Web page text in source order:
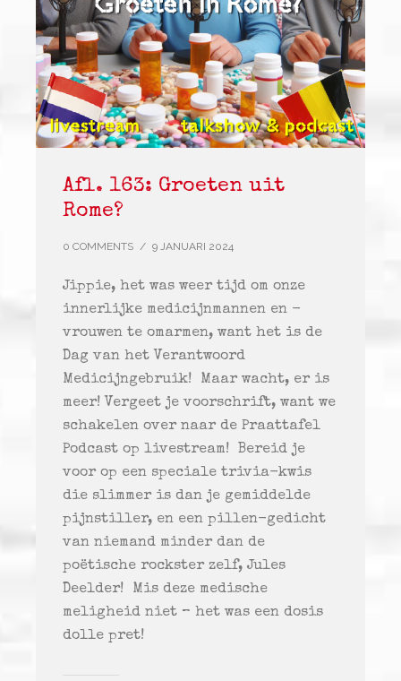
Afl. 163: Groeten uit
Rome?
0 COMMENTS / 9 JANUARI 2024
Jippie, het was weer tijd om onze
innerlijke medicijnmannen en -
vrouwen te omarmen, want het is de
Dag van het Verantwoord
Medicijngebruik! Maar wacht, er is
meer! Vergeet je voorschrift, want we
schakelen over naar de Praattafel
Podcast op livestream! Bereid je
voor op een speciale trivia-kwis
die slimmer is dan je gemiddelde
pijnstiller, en een pillen-gedicht
van niemand minder dan de
poëtische rockster zelf, Jules
Deelder! Mis deze medische
meligheid niet – het was een dosis
dolle pret!